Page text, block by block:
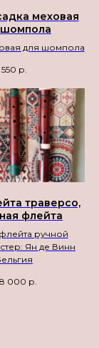
меховая
для шомпола
550 р.
траверсо,
флейта
ручной
Ян де Винн
000 р.